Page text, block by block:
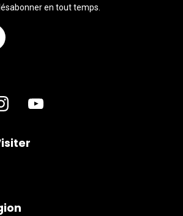
en tout temps.